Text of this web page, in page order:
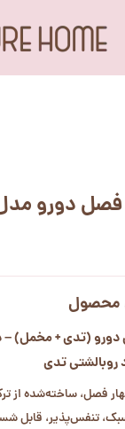
فصل دورو
محصول
دورو (تدی + مخمل) –
فصل، ساخته‌شده از
تنفس‌پذیر، قابل